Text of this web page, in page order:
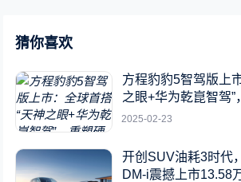
猜你喜欢
方程豹豹5智驾版上
之眼+华为乾崑智驾”
标杆
2025-02-23
开创SUV油耗3时代
DM-i震撼上市13.58